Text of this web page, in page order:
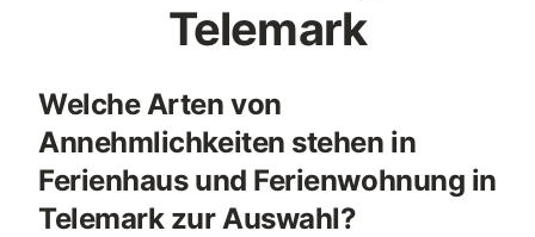
Telemark
Welche Arten von
Annehmlichkeiten stehen in
Ferienhaus und Ferienwohnung in
Telemark zur Auswahl?